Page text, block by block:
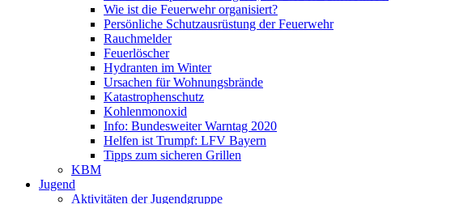
Wie ist die Feuerwehr organisiert?
Persönliche Schutzausrüstung der Feuerwehr
Rauchmelder
Feuerlöscher
Hydranten im Winter
Ursachen für Wohnungsbrände
Katastrophenschutz
Kohlenmonoxid
Info: Bundesweiter Warntag 2020
Helfen ist Trumpf: LFV Bayern
Tipps zum sicheren Grillen
KBM
Jugend
Aktivitäten der Jugendgruppe